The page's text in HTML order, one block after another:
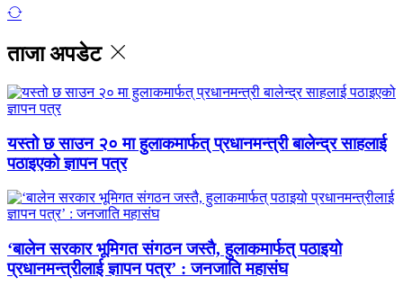
ताजा अपडेट
यस्तो छ साउन २० मा हुलाकमार्फत् प्रधानमन्त्री बालेन्द्र साहलाई
पठाइएको ज्ञापन पत्र
‘बालेन सरकार भूमिगत संगठन जस्तै, हुलाकमार्फत् पठाइयो
प्रधानमन्त्रीलाई ज्ञापन पत्र’ : जनजाति महासंघ